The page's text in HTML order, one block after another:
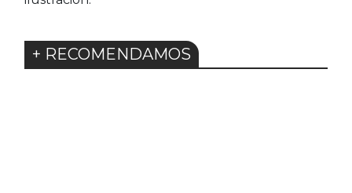
+ RECOMENDAMOS